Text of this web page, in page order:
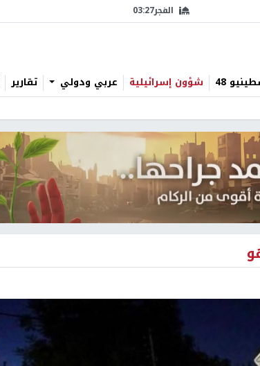
الفجر03:27
48 شؤون إسرائيلية عربي ودولي تقارير